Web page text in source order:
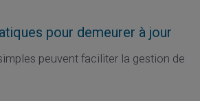
pour demeurer à jour
peuvent faciliter la gestion de